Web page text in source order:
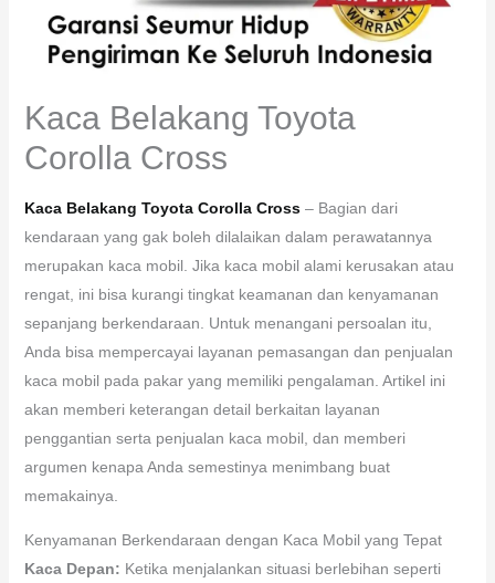
Kaca Belakang Toyota
Corolla Cross
Kaca Belakang Toyota Corolla Cross – Bagian dari
kendaraan yang gak boleh dilalaikan dalam perawatannya
merupakan kaca mobil. Jika kaca mobil alami kerusakan atau
rengat, ini bisa kurangi tingkat keamanan dan kenyamanan
sepanjang berkendaraan. Untuk menangani persoalan itu,
Anda bisa mempercayai layanan pemasangan dan penjualan
kaca mobil pada pakar yang memiliki pengalaman. Artikel ini
akan memberi keterangan detail berkaitan layanan
penggantian serta penjualan kaca mobil, dan memberi
argumen kenapa Anda semestinya menimbang buat
memakainya.
Kenyamanan Berkendaraan dengan Kaca Mobil yang Tepat
Kaca Depan: Ketika menjalankan situasi berlebihan seperti